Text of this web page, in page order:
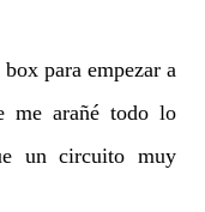
para empezar a
me arañé todo lo
un circuito muy